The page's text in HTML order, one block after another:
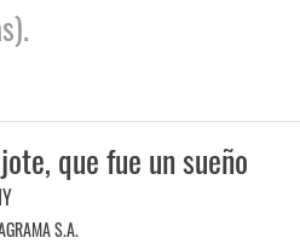
que fue un sueño
S.A.